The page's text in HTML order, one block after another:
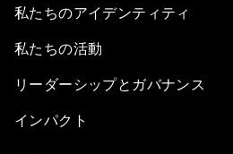
私たちのアイデンティティ
私たちの活動
リーダーシップとガバナンス
インパクト